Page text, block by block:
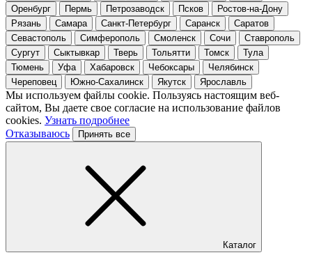
Оренбург
Пермь Петрозаводск Псков
Ростов-на-Дону
Рязань
Самара Санкт-Петербург Саранск
Саратов
Севастополь
Симферополь Смоленск Сочи
Ставрополь
Сургут
Сыктывкар Тверь Тольятти Томск
Тула
Тюмень
Уфа Хабаровск Чебоксары
Челябинск
Череповец
Южно-Сахалинск Якутск Ярославль
Мы используем файлы cookie. Пользуясь настоящим веб-
сайтом, Вы даете свое согласие на использование файлов
cookies. Узнать подробнее
Отказываюсь
Принять все
Каталог